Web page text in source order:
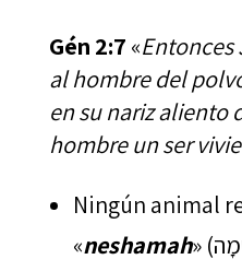
Gén 2:7 «Entonces
al hombre del
en su nariz aliento
hombre un ser
Ningún animal
«neshamah» (נְשָׁמָה) — el aliento